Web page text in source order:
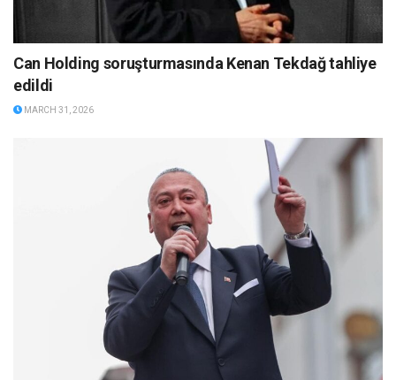
Can Holding soruşturmasında Kenan Tekdağ tahliye
edildi
MARCH 31, 2026